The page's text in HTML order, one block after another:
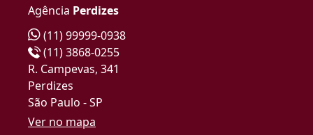
Agência Perdizes
(11) 99999-0938
(11) 3868-0255
R. Campevas, 341
Perdizes
São Paulo - SP
Ver no mapa